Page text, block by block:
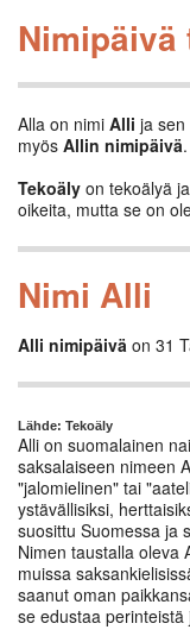
Nimipäivä
Alla on nimi Alli ja sen
myös Allin nimipäivä.
Tekoäly on tekoälyä
oikeita, mutta se on
Nimi Alli
Alli nimipäivä on 31
Lähde: Tekoäly
Alli on suomalainen
saksalaiseen nimeen
"jalomielinen" tai
ystävällisiksi,
suosittu Suomessa ja
Nimen taustalla oleva
muissa
saanut oman
se edustaa